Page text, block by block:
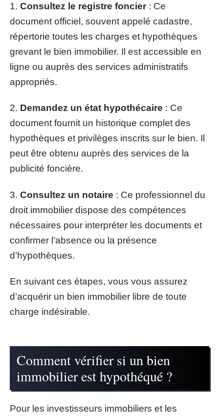
1. Consultez le registre foncier: Ce
document officiel, souvent appelé cadastre,
répertorie toutes les charges et hypothèques
grevant le bien immobilier. Il est accessible en
ligne ou auprès des services administratifs
appropriés.
2. Demandez un état hypothécaire : Ce
document fournit un historique complet des
hypothèques et privilèges inscrits sur le bien. Il
peut être obtenu auprès des services de la
publicité foncière.
3. Consultez un notaire : Ce professionnel du
droit immobilier dispose des compétences
nécessaires pour interpréter les documents et
confirmer l’absence ou la présence
d’hypothèques.
En suivant ces étapes, vous vous assurez
d’acquérir un bien immobilier libre de toute
charge indésirable.
Comment vérifier si un bien
immobilier est hypothéqué ?
Pour les investisseurs immobiliers et les